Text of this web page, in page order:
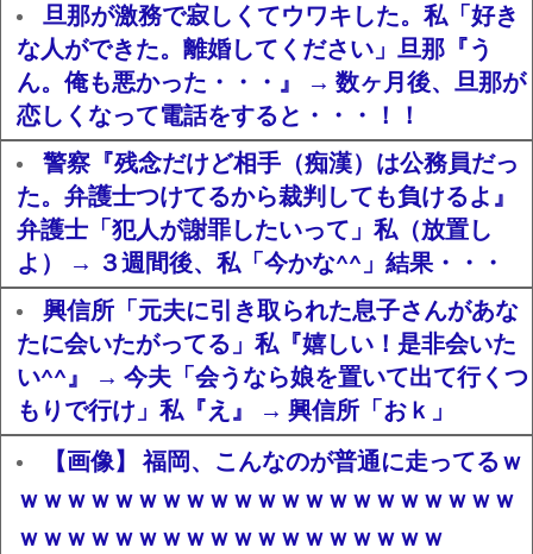
旦那が激務で寂しくてウワキした。私「好き
な人ができた。離婚してください」旦那『う
ん。俺も悪かった・・・』 → 数ヶ月後、旦那が
恋しくなって電話をすると・・・！！
警察『残念だけど相手（痴漢）は公務員だっ
た。弁護士つけてるから裁判しても負けるよ』
弁護士「犯人が謝罪したいって」私（放置し
よ） → ３週間後、私「今かな^^」結果・・・
興信所「元夫に引き取られた息子さんがあな
たに会いたがってる」私『嬉しい！是非会いた
い^^』 → 今夫「会うなら娘を置いて出て行くつ
もりで行け」私『え』 → 興信所「おｋ」
【画像】 福岡、こんなのが普通に走ってるｗ
ｗｗｗｗｗｗｗｗｗｗｗｗｗｗｗｗｗｗｗｗｗ
ｗｗｗｗｗｗｗｗｗｗｗｗｗｗｗｗｗｗ